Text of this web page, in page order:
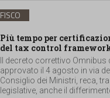
FISCO
Più tempo per
del tax control
Il decreto correttivo
approvato il 4 agosto in via
Consiglio dei Ministri, reca,
legislative, anche il